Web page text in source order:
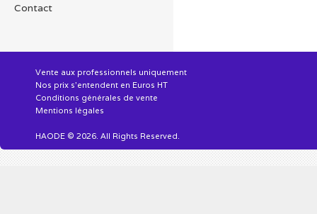
Contact
Vente aux professionnels uniquement
Nos prix s'entendent en Euros HT
Conditions générales de vente
Mentions légales
HAODE © 2026. All Rights Reserved.